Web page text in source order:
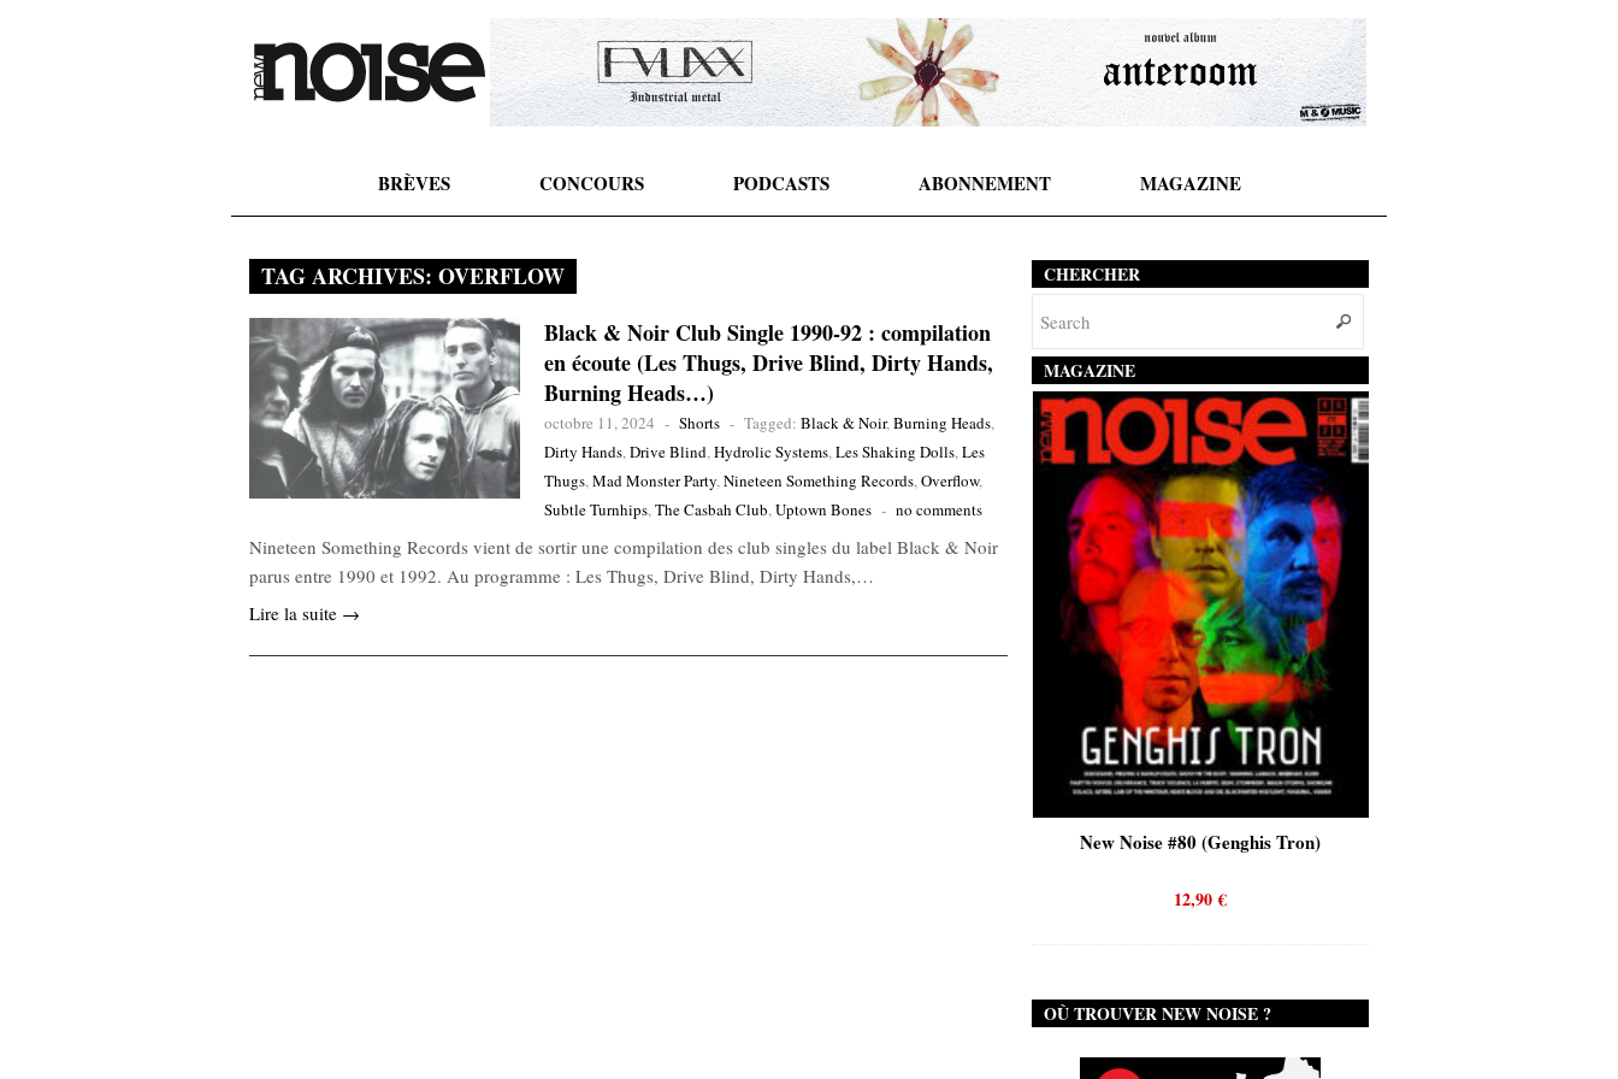
BRÈVES CONCOURS PODCASTS ABONNEMENT MAGAZINE
TAG ARCHIVES: OVERFLOW
Black & Noir Club Single 1990-92 : compilation
en écoute (Les Thugs, Drive Blind, Dirty Hands,
Burning Heads…)
octobre 11, 2024 - Shorts - Tagged: Black & Noir,Burning Heads,
Dirty Hands,Drive Blind,Hydrolic Systems,Les Shaking Dolls,Les
Thugs,Mad Monster Party,Nineteen Something Records,Overflow,
Subtle Turnhips,The Casbah Club,Uptown Bones - no comments
Nineteen Something Records vient de sortir une compilation des club singles du label Black & Noir
parus entre 1990 et 1992. Au programme : Les Thugs, Drive Blind, Dirty Hands,…
Lire la suite →
CHERCHER
MAGAZINE
New Noise #80 (Genghis Tron)
12,90€
OÙ TROUVER NEW NOISE ?